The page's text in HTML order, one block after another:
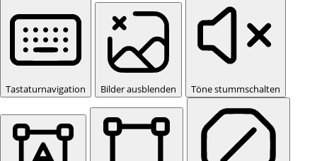
Tastaturnavigation Bilder ausblenden Töne stummschalten